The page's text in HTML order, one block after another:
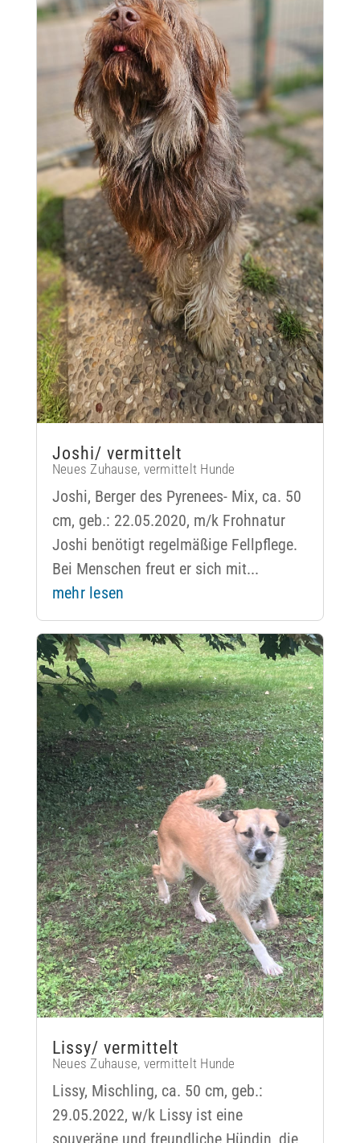
Joshi/ vermittelt
Neues Zuhause, vermittelt Hunde
Joshi, Berger des Pyrenees- Mix, ca. 50
cm, geb.: 22.05.2020, m/k Frohnatur
Joshi benötigt regelmäßige Fellpflege.
Bei Menschen freut er sich mit...
mehr lesen
Lissy/ vermittelt
Neues Zuhause, vermittelt Hunde
Lissy, Mischling, ca. 50 cm, geb.:
29.05.2022, w/k Lissy ist eine
souveräne und freundliche Hündin, die